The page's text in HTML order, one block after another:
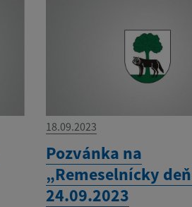
18.09.2023
Pozvánka na
„Remeselnícky
24.09.2023